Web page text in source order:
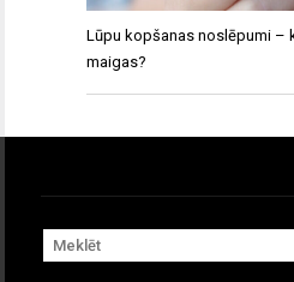
Lūpu kopšanas noslēpumi –
maigas?